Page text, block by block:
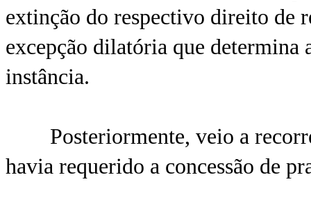
extinção do respectivo direito de
excepção dilatória que determina
instância.
Posteriormente, veio a
havia requerido a concessão de